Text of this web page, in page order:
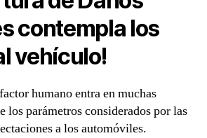
contempla los
vehículo!
humano entra en muchas
los parámetros considerados por las
a los automóviles.